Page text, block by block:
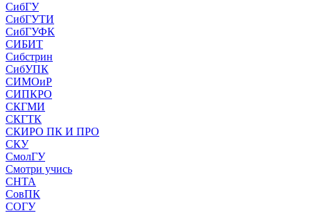
СибГУ
СибГУТИ
СибГУФК
СИБИТ
Сибстрин
СибУПК
СИМОиР
СИПКРО
СКГМИ
СКГТК
СКИРО ПК И ПРО
СКУ
СмолГУ
Смотри учись
СНТА
СовПК
СОГУ